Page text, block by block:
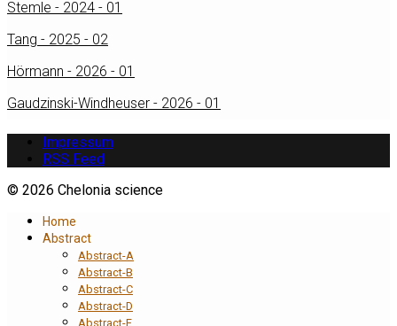
Stemle - 2024 - 01
Tang - 2025 - 02
Hörmann - 2026 - 01
Gaudzinski-Windheuser - 2026 - 01
Impressum
RSS Feed
© 2026 Chelonia science
Home
Abstract
Abstract-A
Abstract-B
Abstract-C
Abstract-D
Abstract-E